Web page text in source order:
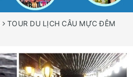
TOUR DU LỊCH CÂU MỰC ĐÊM